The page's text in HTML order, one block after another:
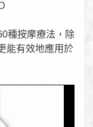
種按摩療法，除
能有效地應用於